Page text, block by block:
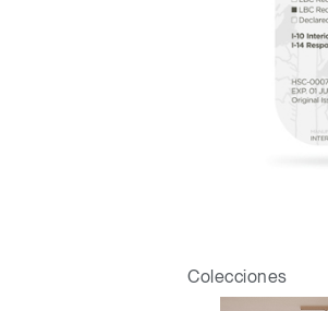
Colecciones